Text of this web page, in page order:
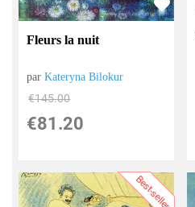
Fleurs la nuit
parKateryna Bilokur
€145.00
€81.20
Best-seller